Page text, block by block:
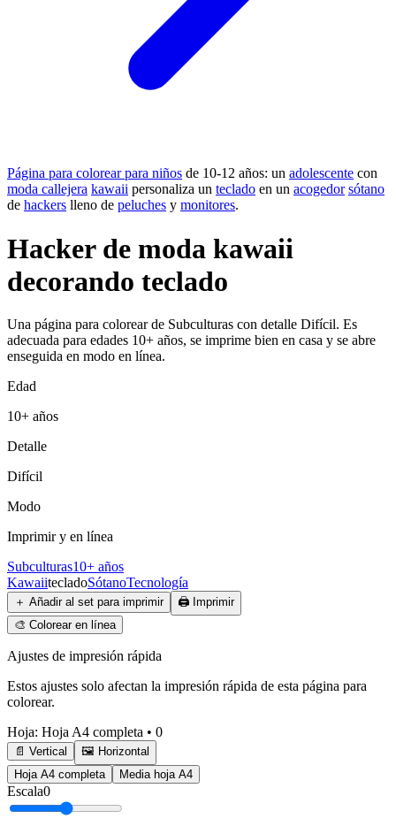
Página para colorear para niños de 10-12 años: un adolescente con
moda callejera kawaii personaliza un teclado en un acogedor sótano
de hackers lleno de peluches y monitores.
Hacker de moda kawaii
decorando teclado
Una página para colorear de Subculturas con detalle Difícil. Es
adecuada para edades 10+ años, se imprime bien en casa y se abre
enseguida en modo en línea.
Edad
10+ años
Detalle
Difícil
Modo
Imprimir y en línea
Subculturas10+ años
KawaiitecladoSótanoTecnología
＋ Añadir al set para imprimir 🖨️ Imprimir
🎨 Colorear en línea
Ajustes de impresión rápida
Estos ajustes solo afectan la impresión rápida de esta página para
colorear.
Hoja: Hoja A4 completa • 0
📄 Vertical
🖼️ Horizontal
Hoja A4 completa
Media hoja A4
Escala0